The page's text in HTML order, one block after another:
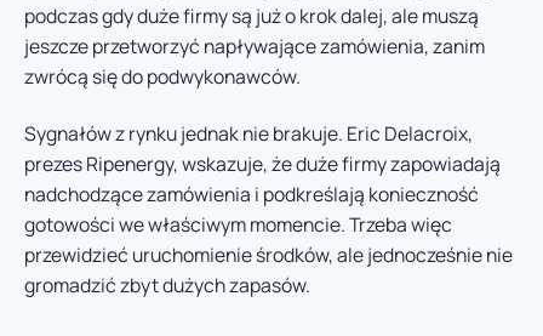
podczas gdy duże firmy są już o krok dalej, ale muszą
jeszcze przetworzyć napływające zamówienia, zanim
zwrócą się do podwykonawców.
Sygnałów z rynku jednak nie brakuje. Eric Delacroix,
prezes Ripenergy, wskazuje, że duże firmy zapowiadają
nadchodzące zamówienia i podkreślają konieczność
gotowości we właściwym momencie. Trzeba więc
przewidzieć uruchomienie środków, ale jednocześnie nie
gromadzić zbyt dużych zapasów.